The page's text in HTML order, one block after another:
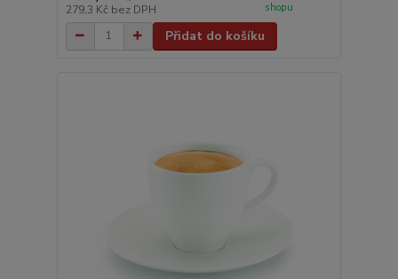
279,3 Kč bez DPH
shopu
Přidat do košíku